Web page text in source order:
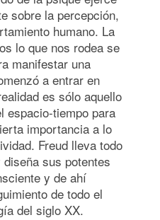
sobre la percepción,
humano. La
lo que nos rodea se
manifestar una
a entrar en
es sólo aquello
espacio-tiempo para
importancia a lo
Freud lleva todo
sus potentes
y de ahí
de todo el
del siglo XX.